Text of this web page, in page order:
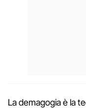
La demagogia è la